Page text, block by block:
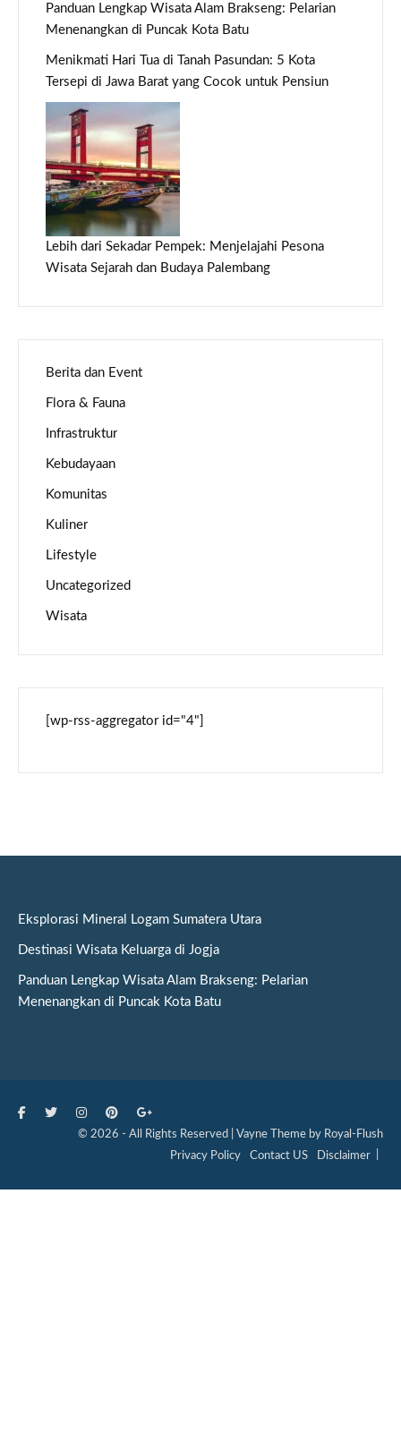
Panduan Lengkap Wisata Alam Brakseng: Pelarian
Menenangkan di Puncak Kota Batu
Menikmati Hari Tua di Tanah Pasundan: 5 Kota
Tersepi di Jawa Barat yang Cocok untuk Pensiun
Lebih dari Sekadar Pempek: Menjelajahi Pesona
Wisata Sejarah dan Budaya Palembang
Berita dan Event
Flora & Fauna
Infrastruktur
Kebudayaan
Komunitas
Kuliner
Lifestyle
Uncategorized
Wisata
[wp-rss-aggregator id="4"]
Eksplorasi Mineral Logam Sumatera Utara
Destinasi Wisata Keluarga di Jogja
Panduan Lengkap Wisata Alam Brakseng: Pelarian
Menenangkan di Puncak Kota Batu
© 2026 - All Rights Reserved | Vayne Theme by Royal-Flush
Privacy Policy
Contact US Disclaimer